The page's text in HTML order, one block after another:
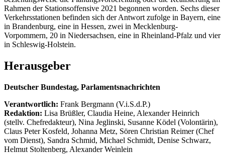
Rahmen der Stationsoffensive 2021 begonnen worden. Sechs dieser
Verkehrsstationen befinden sich der Antwort zufolge in Bayern, eine
in Brandenburg, eine in Hessen, zwei in Mecklenburg-
Vorpommern, 20 in Niedersachsen, eine in Rheinland-Pfalz und vier
in Schleswig-Holstein.
Herausgeber
Deutscher Bundestag, Parlamentsnachrichten
Verantwortlich: Frank Bergmann (V.i.S.d.P.)
Redaktion: Lisa Brüßler, Claudia Heine, Alexander Heinrich
(stellv. Chefredakteur), Nina Jeglinski, Susanne Ködel (Volontärin),
Claus Peter Kosfeld, Johanna Metz, Sören Christian Reimer (Chef
vom Dienst), Sandra Schmid, Michael Schmidt, Denise Schwarz,
Helmut Stoltenberg, Alexander Weinlein